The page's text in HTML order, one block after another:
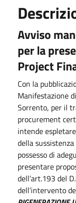
Avviso
per la
Project
Con la
Manifestazione
Sorrento, per il
procurement
intende
della
possesso di
presentare
dell’art.193 del
dell’intervento